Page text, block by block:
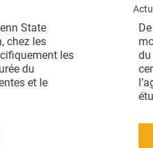
State
chez les
les
du
et le